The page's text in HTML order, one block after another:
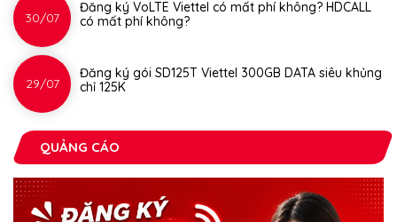
30/07
Đăng ký VoLTE Viettel có mất phí không? HDCALL
có mất phí không?
29/07
Đăng ký gói SD125T Viettel 300GB DATA siêu khủng
chỉ 125K
QUẢNG CÁO